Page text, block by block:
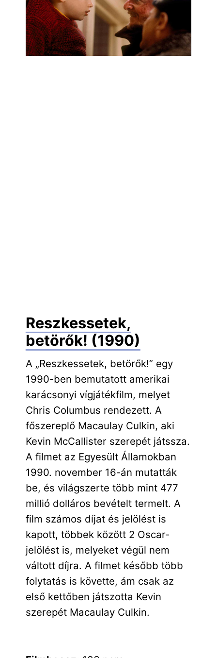
Reszkessetek,
betörők! (1990)
A „Reszkessetek, betörők!” egy
1990-ben bemutatott amerikai
karácsonyi vígjátékfilm, melyet
Chris Columbus rendezett. A
főszereplő Macaulay Culkin, aki
Kevin McCallister szerepét játssza.
A filmet az Egyesült Államokban
1990. november 16-án mutatták
be, és világszerte több mint 477
millió dolláros bevételt termelt. A
film számos díjat és jelölést is
kapott, többek között 2 Oscar-
jelölést is, melyeket végül nem
váltott díjra. A filmet később több
folytatás is követte, ám csak az
első kettőben játszotta Kevin
szerepét Macaulay Culkin.